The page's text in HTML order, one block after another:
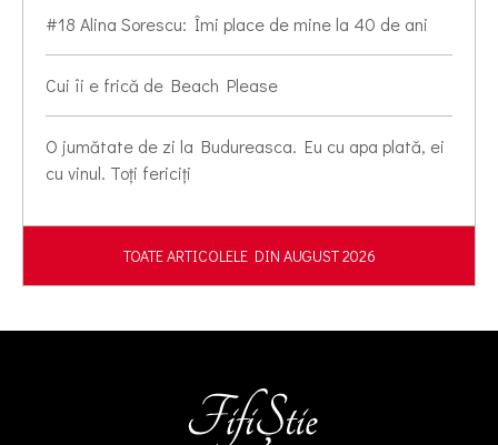
#18 Alina Sorescu: Îmi place de mine la 40 de ani
Cui îi e frică de Beach Please
O jumătate de zi la Budureasca. Eu cu apa plată, ei
cu vinul. Toți fericiți
TOATE ARTICOLELE DIN AUGUST 2026